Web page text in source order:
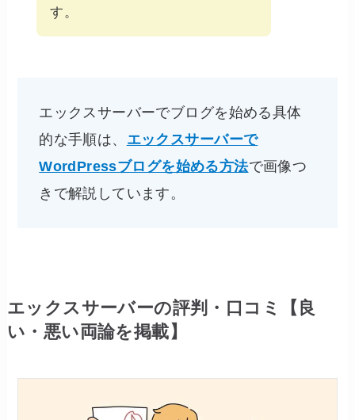
す。
エックスサーバーでブログを始める具体
的な手順は、 エックスサーバーで
WordPressブログを始める方法で画像つ
きで解説しています。
エックスサーバーの評判・口コミ【良
い・悪い両論を掲載】